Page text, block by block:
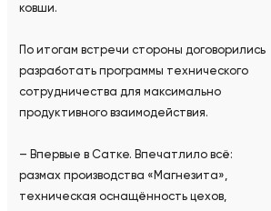
ковши.
По итогам встречи стороны договорились
разработать программы технического
сотрудничества для максимально
продуктивного взаимодействия.
– Впервые в Сатке. Впечатлило всё:
размах производства «Магнезита»,
техническая оснащённость цехов,